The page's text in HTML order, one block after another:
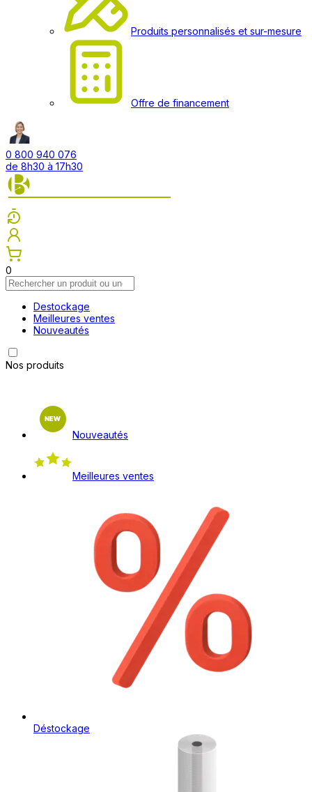
Produits personnalisés et sur-mesure
Offre de financement
0 800 940 076
de 8h30 à 17h30
0
Destockage
Meilleures ventes
Nouveautés
Nos produits
Nouveautés
Meilleures ventes
Déstockage